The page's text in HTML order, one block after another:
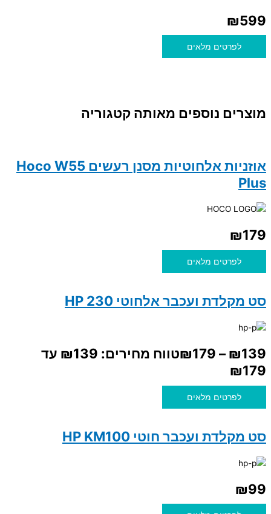
₪599
לפרטים מלאים
מוצרים נוספים מאותה קטגוריה
אוזניות אלחוטיות מסנן רעשים Hoco W55
Plus
₪179
לפרטים מלאים
סט מקלדת ועכבר אלחוטי HP 230
₪139
–
₪179
טווח מחירים: ⁦₪139⁩ עד
לפרטים מלאים
סט מקלדת ועכבר חוטי HP KM100
₪99